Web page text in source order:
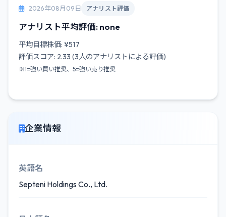
2026年08月09日 アナリスト評価
アナリスト平均評価: none
平均目標株価: ¥517
評価スコア: 2.33 (3人のアナリストによる評価)
※1=強い買い推奨、5=強い売り推奨
企業情報
英語名
Septeni Holdings Co., Ltd.